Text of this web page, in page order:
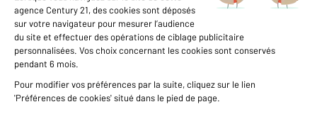
International
Nous contacter